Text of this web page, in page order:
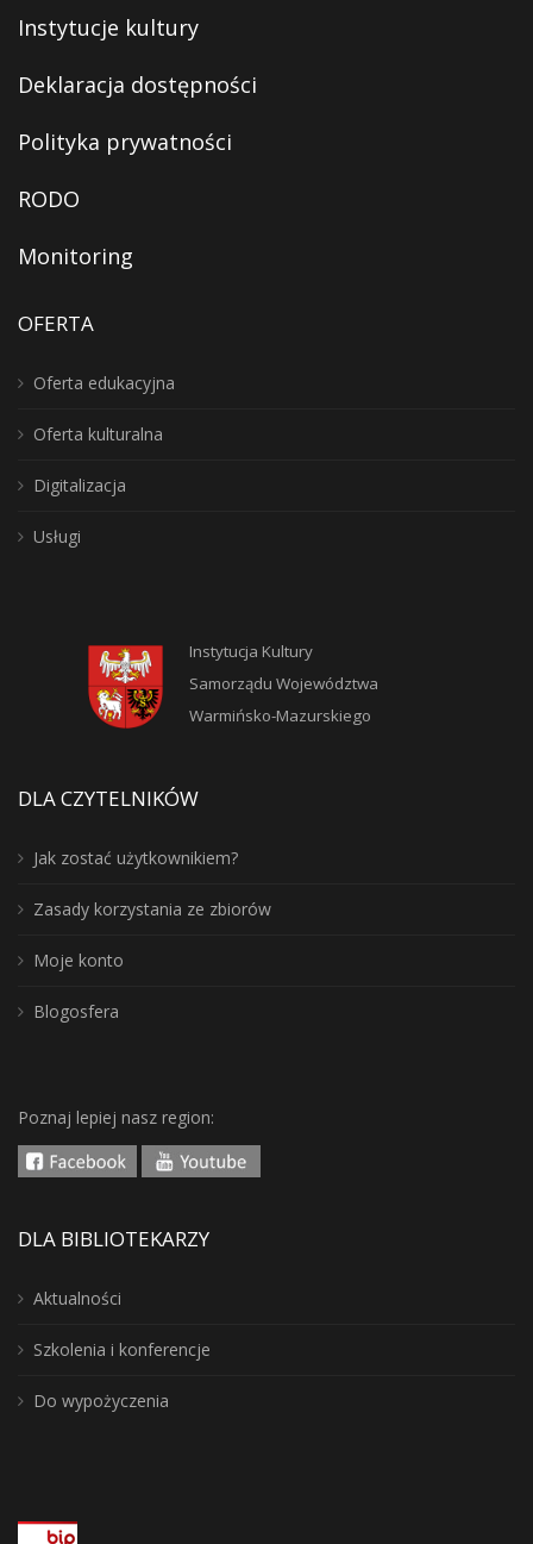
Instytucje kultury
Deklaracja dostępności
Polityka prywatności
RODO
Monitoring
OFERTA
Oferta edukacyjna
Oferta kulturalna
Digitalizacja
Usługi
Instytucja Kultury
Samorządu Województwa
Warmińsko-Mazurskiego
DLA CZYTELNIKÓW
Jak zostać użytkownikiem?
Zasady korzystania ze zbiorów
Moje konto
Blogosfera
Poznaj lepiej nasz region:
DLA BIBLIOTEKARZY
Aktualności
Szkolenia i konferencje
Do wypożyczenia